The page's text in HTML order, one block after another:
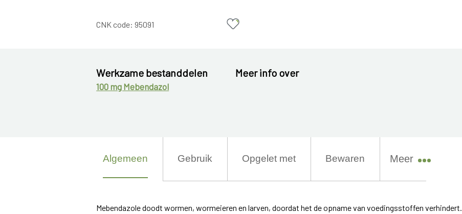
CNK code: 95091
Werkzame bestanddelen
100 mg Mebendazol
Meer info over
Algemeen Gebruik Opgelet met Bewaren Meer
Mebendazole doodt wormen, wormeieren en larven, doordat het de opname van voedingsstoffen verhindert.